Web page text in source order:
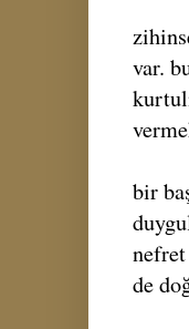
var.
bir
de